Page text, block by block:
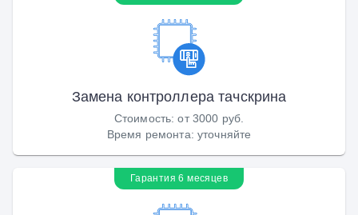
Замена контроллера тачскрина
Стоимость:от 3000 руб.
Время ремонта: уточняйте
Гарантия 6 месяцев